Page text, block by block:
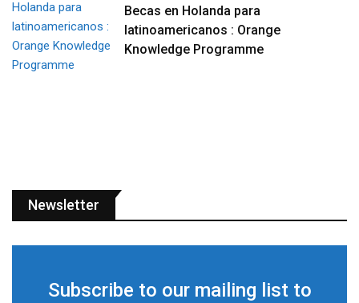
Becas en Holanda para
latinoamericanos : Orange
Knowledge Programme
Newsletter
Subscribe to our mailing list to